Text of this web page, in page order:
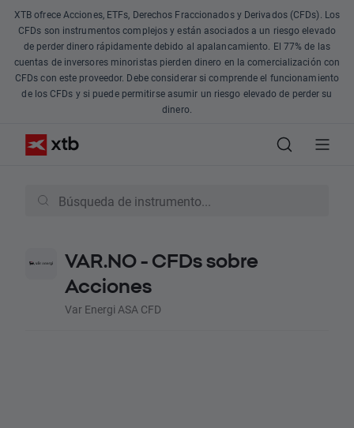
XTB ofrece Acciones, ETFs, Derechos Fraccionados y Derivados (CFDs). Los
CFDs son instrumentos complejos y están asociados a un riesgo elevado
de perder dinero rápidamente debido al apalancamiento. El 77% de las
cuentas de inversores minoristas pierden dinero en la comercialización con
CFDs con este proveedor. Debe considerar si comprende el funcionamiento
de los CFDs y si puede permitirse asumir un riesgo elevado de perder su
dinero.
VAR.NO - CFDs sobre
Acciones
Var Energi ASA CFD